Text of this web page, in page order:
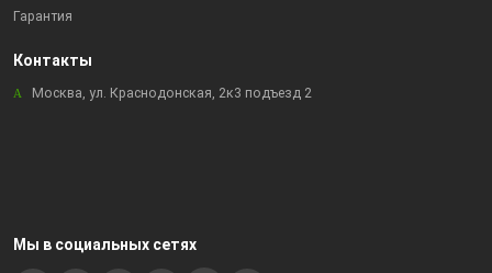
Гарантия
Контакты
Москва, ул. Краснодонская, 2к3 подъезд 2
Мы в социальных сетях